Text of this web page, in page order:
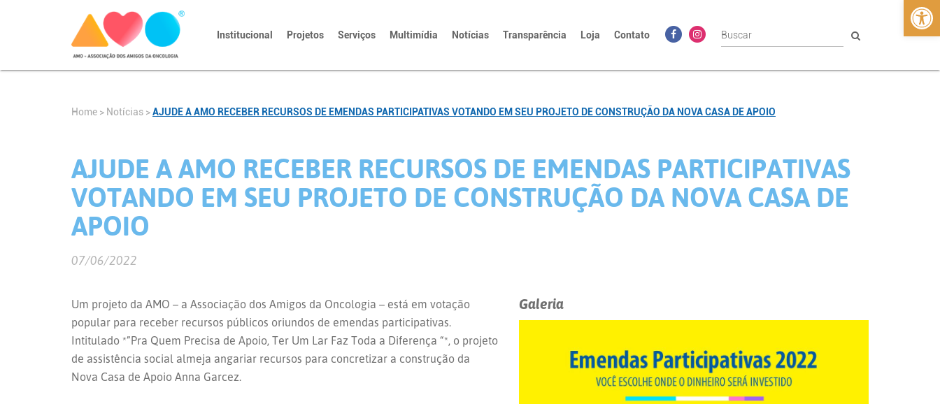
Institucional Projetos Serviços Multimídia Notícias Transparência Loja Contato
Home > Notícias >AJUDE A AMO RECEBER RECURSOS DE EMENDAS PARTICIPATIVAS VOTANDO EM SEU PROJETO DE CONSTRUÇÃO DA NOVA CASA DE APOIO
AJUDE A AMO RECEBER RECURSOS DE EMENDAS PARTICIPATIVAS
VOTANDO EM SEU PROJETO DE CONSTRUÇÃO DA NOVA CASA DE
APOIO
07/06/2022
Galeria
Um projeto da AMO – a Associação dos Amigos da Oncologia – está em votação
popular para receber recursos públicos oriundos de emendas participativas.
Intitulado *”Pra Quem Precisa de Apoio, Ter Um Lar Faz Toda a Diferença “*, o projeto
de assistência social almeja angariar recursos para concretizar a construção da
Nova Casa de Apoio Anna Garcez.